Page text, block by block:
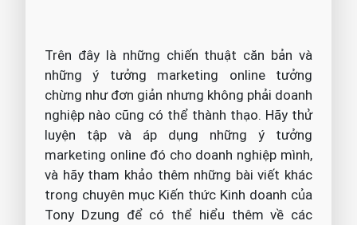
Trên đây là những chiến thuật căn bản và
những ý tưởng marketing online tưởng
chừng như đơn giản nhưng không phải doanh
nghiệp nào cũng có thể thành thạo. Hãy thử
luyện tập và áp dụng những ý tưởng
marketing online đó cho doanh nghiệp mình,
và hãy tham khảo thêm những bài viết khác
trong chuyên mục Kiến thức Kinh doanh của
Tony Dzung để có thể hiểu thêm về các